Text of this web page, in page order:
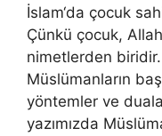
İslam‘da çocuk
Çünkü çocuk,
nimetlerden
Müslümanların
yöntemler ve
yazımızda